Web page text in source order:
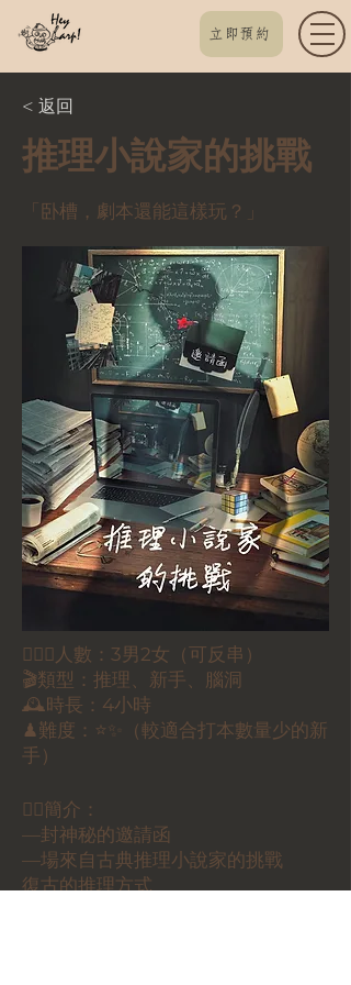
立即預約
< 返回
推理小說家的挑戰
「卧槽，劇本還能這樣玩？」
🕵🏻‍♀️人數：3男2女（可反串）
🎬類型：推理、新手、腦洞
🕰時長：4小時
♟難度：⭐✨（較適合打本數量少的新
手）
✍🏼簡介：
—封神秘的邀請函
—場來自古典推理小說家的挑戰
復古的推理方式